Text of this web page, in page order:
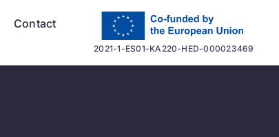
Contact
2021-1-ES01-KA220-HED-000023469